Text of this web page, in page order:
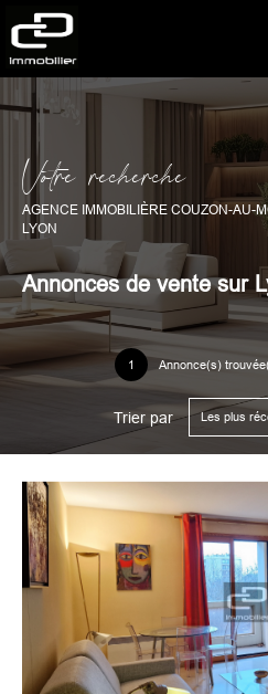
Votre recherche
AGENCE IMMOBILIÈRE COUZON-AU-
LYON
Annonces de vente sur
1 Annonce(s)
Trier par Les plus